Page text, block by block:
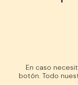
En caso
botón. Todo